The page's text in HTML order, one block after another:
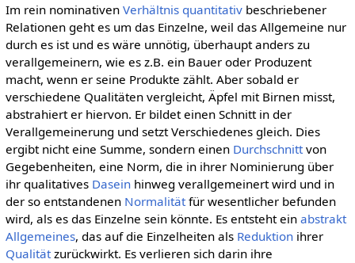
Im rein nominativen Verhältnis quantitativbeschriebener
Relationen geht es um das Einzelne, weil das Allgemeine nur
durch es ist und es wäre unnötig, überhaupt anders zu
verallgemeinern, wie es z.B. ein Bauer oder Produzent
macht, wenn er seine Produkte zählt. Aber sobald er
verschiedene Qualitäten vergleicht, Äpfel mit Birnen misst,
abstrahiert er hiervon. Er bildet einen Schnitt in der
Verallgemeinerung und setzt Verschiedenes gleich. Dies
ergibt nicht eine Summe, sondern einen Durchschnittvon
Gegebenheiten, eine Norm, die in ihrer Nominierung über
ihr qualitatives Daseinhinweg verallgemeinert wird und in
der so entstandenen Normalitätfür wesentlicher befunden
wird, als es das Einzelne sein könnte. Es entsteht ein abstrakt
Allgemeines, das auf die Einzelheiten als Reduktionihrer
Qualitätzurückwirkt. Es verlieren sich darin ihre